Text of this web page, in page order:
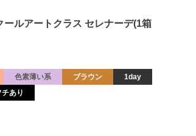
ルアートクラス セレナーデ(1箱
色素薄い系 ブラウン
1day
チあり